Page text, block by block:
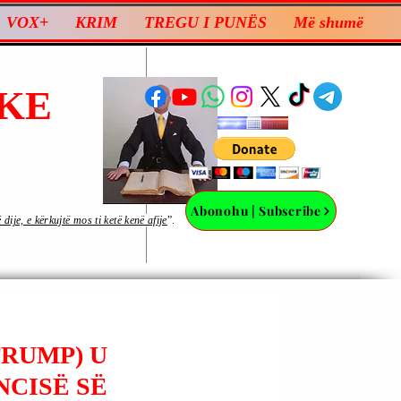
VOX+ KRIM TREGU I PUNËS Më shumë
Abonohu | Subscribe
e kërkujtë mos ti ketë kenë afije”.
U
SË